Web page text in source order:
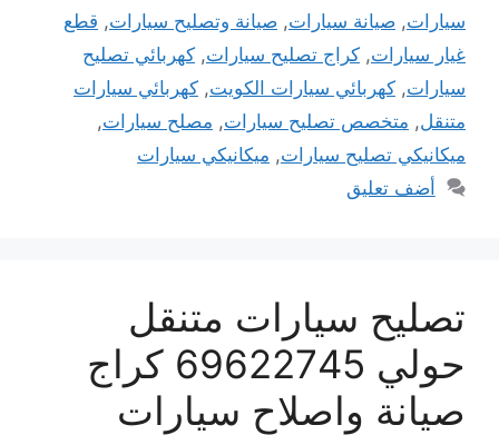
سيارات, صيانة سيارات, صيانة وتصليح سيارات, قطع
غيار سيارات, كراج تصليح سيارات, كهربائي تصليح
سيارات, كهربائي سيارات الكويت, كهربائي سيارات
متنقل, متخصص تصليح سيارات, مصلح سيارات,
ميكانيكي تصليح سيارات, ميكانيكي سيارات
أضف تعليق
تصليح سيارات متنقل
حولي 69622745 كراج
صيانة واصلاح سيارات